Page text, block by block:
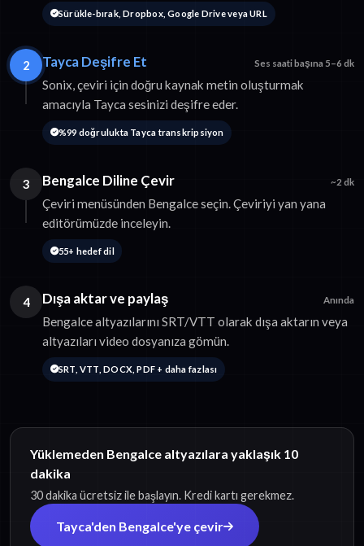
Sürükle-bırak, Dropbox, Google Drive veya URL
2 Tayca Deşifre Et Ses saati başına 5–6 dk
Sonix, çeviri için doğru kaynak metin oluşturmak
amacıyla Tayca sesinizi deşifre eder.
%99 doğrulukta Tayca transkripsiyon
3 Bengalce Diline Çevir ~2 dk
Çeviri menüsünden Bengalce seçin. Çeviriyi yan yana
editörümüzde inceleyin.
55+ hedef dil
4 Dışa aktar ve paylaş Anında
Bengalce altyazılarını SRT/VTT olarak dışa aktarın veya
altyazıları video dosyanıza gömün.
SRT, VTT, DOCX, PDF + daha fazlası
Yüklemeden Bengalce altyazılara yaklaşık 10
dakika
30 dakika ücretsiz ile başlayın. Kredi kartı gerekmez.
Tayca'den Bengalce'ye çevir